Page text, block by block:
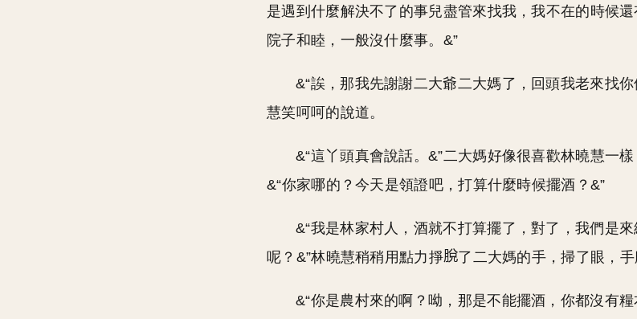
是遇到什麼解決不了的事兒盡管來找我，我不在的時候
院子和睦，一般沒什麼事。&”
&“誒，那我先謝謝二大爺二大媽了，回頭我老來找
慧笑呵呵的說道。
&“這丫頭真會說話。&”二大媽好像很喜歡林曉慧一
&“你家哪的？今天是領證吧，打算什麼時候擺酒？&”
&“我是林家村人，酒就不打算擺了，對了，我們是
呢？&”林曉慧稍稍用點力掙
了二大媽的手，掃了眼，手
&“你是農村來的啊？呦，那是不能擺酒，你都沒有